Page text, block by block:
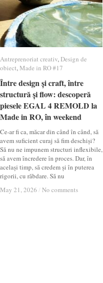
Antreprenoriat creativ,Design de
obiect,Made in RO #17
Între design și craft, între
structură și flow: descoperă
piesele EGAL 4 REMOLD la
Made in RO, în weekend
Ce-ar fi ca, măcar din când în când, să
avem suficient curaj să fim deschiși?
Să nu ne impunem structuri inflexibile,
să avem încredere în proces. Dar, în
același timp, să credem și în puterea
rigorii, cu răbdare. Să nu
May 21, 2026 / No comments
Antreprenoriat creativ Design de
obiect Made in RO #17
Între design și craft, între
structură și flow: descoperă
piesele EGAL 4 REMOLD la
Made in RO, în weekend
May 21, 2026 / No comments